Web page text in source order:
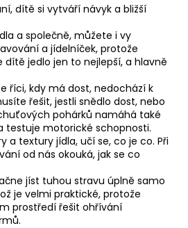
dítě si vytváří návyk a bližší
a společně, můžete i vy
a jídelníček, protože
dítě jedlo jen to nejlepší, a hlavně
říci, kdy má dost, nedochází k
řešit, jestli snědlo dost, nebo
pohárků namáhá také
testuje motorické schopnosti.
a textury jídla, učí se, co je co. Při
od nás okouká, jak se co
jíst tuhou stravu úplně samo
je velmi praktické, protože
prostředí řešit ohřívání